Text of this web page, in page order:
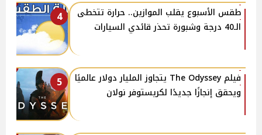
4
طقس الأسبوع يقلب الموازين.. حرارة تتخطى
الـ40 درجة وشبورة تحذر قائدي السيارات
5
فيلم The Odyssey يتجاوز المليار دولار عالميًا
ويحقق إنجازًا جديدًا لكريستوفر نولان